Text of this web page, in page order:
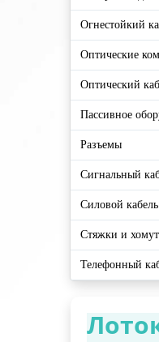
Огнестойкий
Оптические
Оптический
Пассивное
Разъемы
Сигнальный
Силовой кабель
Стяжки и
Телефонный